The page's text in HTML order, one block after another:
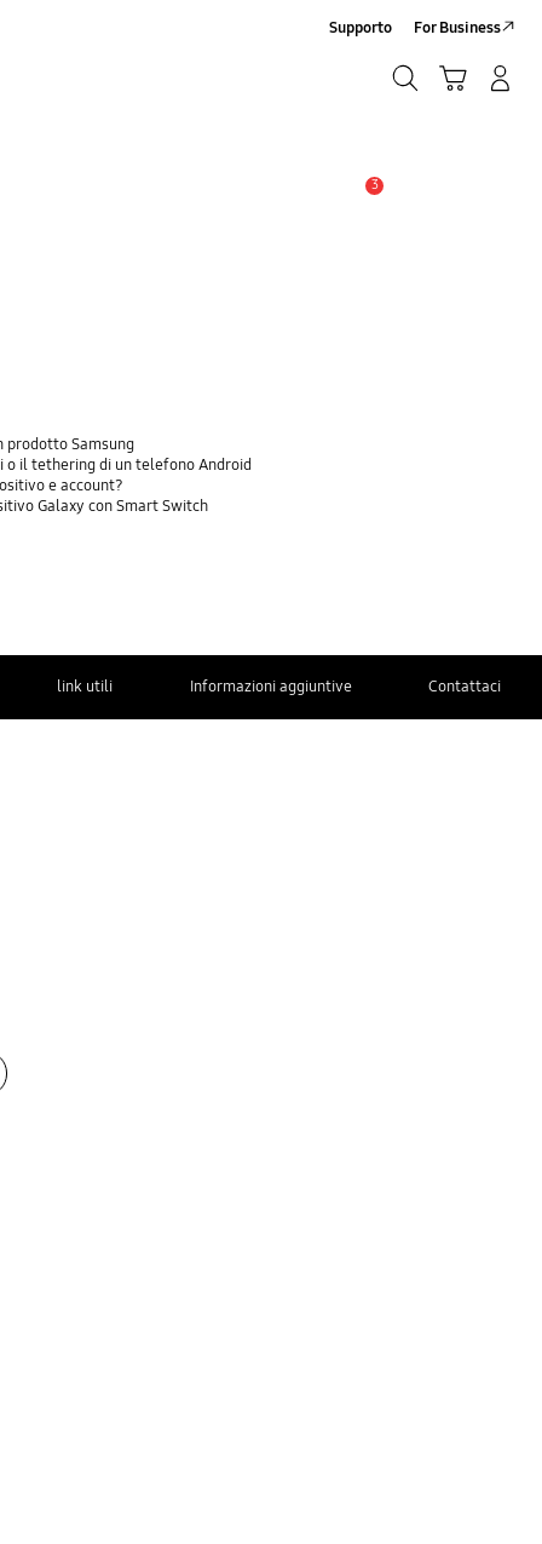
Supporto For Business
3
prodotto Samsung
o il tethering di un telefono Android
e account?
Galaxy con Smart Switch
link utili Informazioni aggiuntive Contattaci